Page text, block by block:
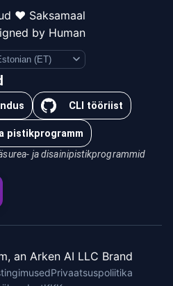
❤️ Saksamaal
by Human
CLI tööriist
pistikprogramm
ja disainipistikprogrammid
an Arken AI LLC Brand
Privaatsuspoliitika